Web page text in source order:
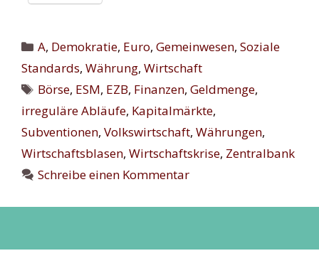
Kategorien
A, Demokratie, Euro,Gemeinwesen,Soziale
Standards, Währung, Wirtschaft
Schlagwörter
Börse, ESM, EZB, Finanzen,Geldmenge,
irreguläre Abläufe, Kapitalmärkte,
Subventionen, Volkswirtschaft, Währungen,
Wirtschaftsblasen, Wirtschaftskrise, Zentralbank
Schreibe einen Kommentar